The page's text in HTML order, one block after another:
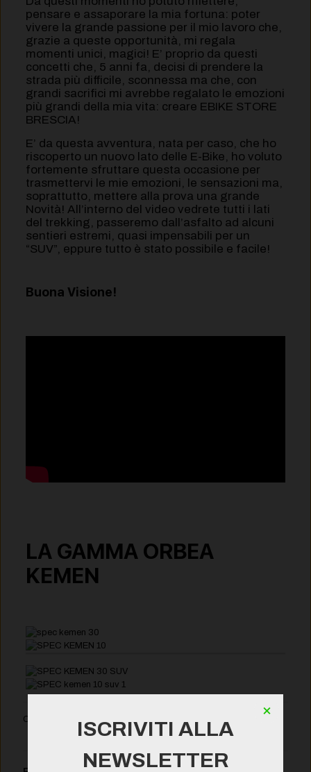
pensare e assaporare la mia fortuna: poter
vivere la grande passione per il mio lavoro che,
grazie a queste opportunità, mi regala
momenti unici, magici! E’ proprio da questi
concetti che, 5 anni fa, decisi di prendere la
strada più difficile, sconnessa ma che, con
grandi sacrifici mi avrebbe regalato le emozioni
più grandi della mia vita: creare EBIKE STORE
BRESCIA!
E’ da questa avventura, nata per caso, che ho
riscoperto un nuovo lato delle E-Bike, ho voluto
fortemente sfruttare questa occasione per
trasmettervi le mie emozioni, le sensazioni ma,
soprattutto, mettere alla prova una grande
Novità! All’interno del video vedrete tutti i lati
del trekking, passeremo dall’asfalto ad alcuni
sentieri estremi, quasi impensabili per un
“SUV”, eppure tutto è stato possibile e facile!
Buona Visione!
LA GAMMA ORBEA
KEMEN
Condividi
ISCRIVITI ALLA
NEWSLETTER
×